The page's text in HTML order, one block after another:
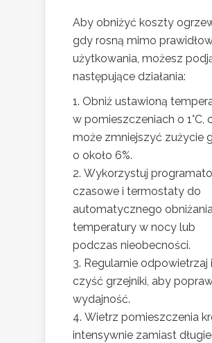
Aby obniżyć koszty
gdy rosną mimo
użytkowania, możesz
następujące działania:
Obniż ustawioną
w pomieszczeniach o 1°C,
może zmniejszyć zużycie
o około 6%.
Wykorzystuj
czasowe i termostaty do
automatycznego
temperatury w nocy lub
podczas nieobecności.
Regularnie odpowietrzaj i
czyść grzejniki, aby
wydajność.
Wietrz pomieszczenia
intensywnie zamiast